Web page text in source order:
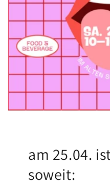
am 25.04.
soweit: